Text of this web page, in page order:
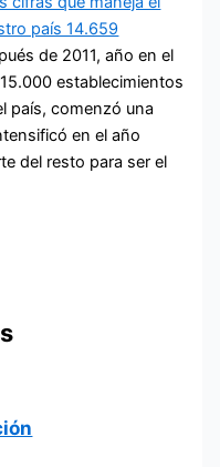
país 14.659
de 2011, año en el
establecimientos
país, comenzó una
en el año
del resto para ser el